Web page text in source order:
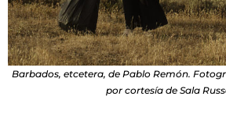
Barbados, etcetera, de Pablo Remón.
por cortesía de Sala